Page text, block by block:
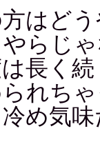
はど
やらじ
長く
れち
め気